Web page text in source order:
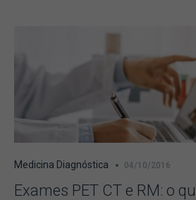
Medicina Diagnóstica 04/10/2016
Exames PET CT e RM: o